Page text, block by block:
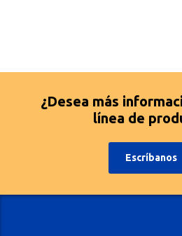
¿Desea más
línea de
Escríbanos